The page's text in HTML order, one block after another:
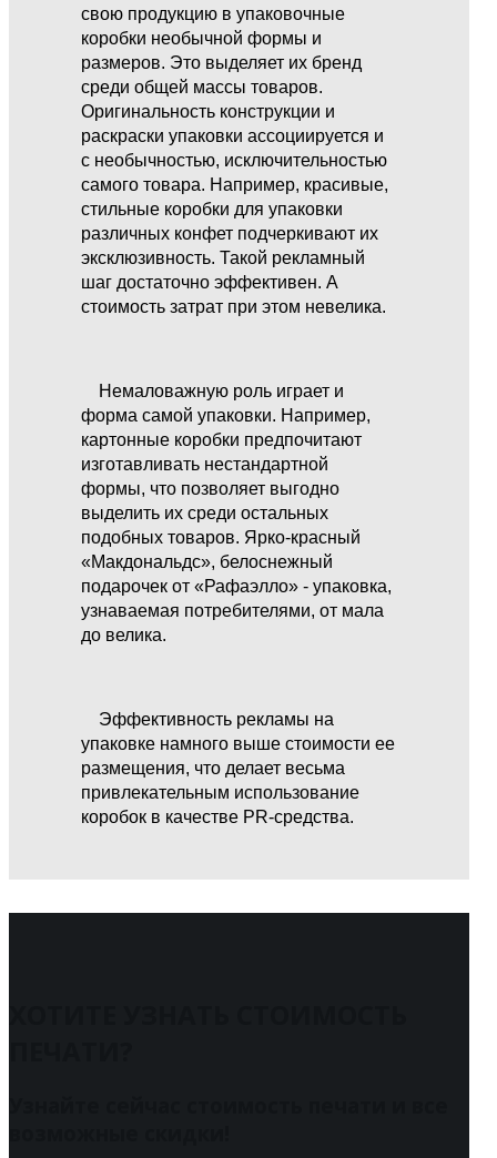
свою продукцию в упаковочные
коробки необычной формы и
размеров. Это выделяет их бренд
среди общей массы товаров.
Оригинальность конструкции и
раскраски упаковки ассоциируется и
с необычностью, исключительностью
самого товара. Например, красивые,
стильные коробки для упаковки
различных конфет подчеркивают их
эксклюзивность. Такой рекламный
шаг достаточно эффективен. А
стоимость затрат при этом невелика.
Немаловажную роль играет и
форма самой упаковки. Например,
картонные коробки предпочитают
изготавливать нестандартной
формы, что позволяет выгодно
выделить их среди остальных
подобных товаров. Ярко-красный
«Макдональдс», белоснежный
подарочек от «Рафаэлло» - упаковка,
узнаваемая потребителями, от мала
до велика.
Эффективность рекламы на
упаковке намного выше стоимости ее
размещения, что делает весьма
привлекательным использование
коробок в качестве PR-средства.